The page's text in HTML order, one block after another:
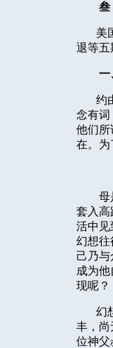
叁
美
退等五
一
约
念有词
他们所
在。为
母
套入高
活中见
幻想往
己乃
成为
现呢？
幻
丰，尚
位神父